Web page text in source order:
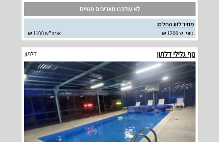
לא עודכנו תאריכים פנויים
מחיר לזוג החל מ:
סופ"ש 1200 ₪
אמצ"ש 1100 ₪
נוף גלילי דלתון דלתון